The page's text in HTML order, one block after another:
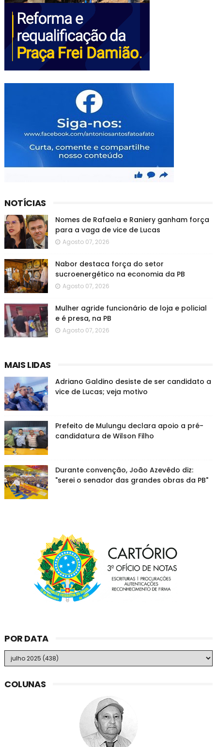
NOTÍCIAS
Nomes de Rafaela e Raniery ganham força
para a vaga de vice de Lucas
Agosto 07, 2026
Nabor destaca força do setor
sucroenergético na economia da PB
Agosto 07, 2026
Mulher agride funcionário de loja e policial
e é presa, na PB
Agosto 07, 2026
MAIS LIDAS
Adriano Galdino desiste de ser candidato a
vice de Lucas; veja motivo
Prefeito de Mulungu declara apoio a pré-
candidatura de Wilson Filho
Durante convenção, João Azevêdo diz:
"serei o senador das grandes obras da PB"
POR DATA
COLUNAS